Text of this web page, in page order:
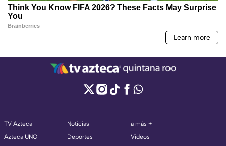
TV Azteca
Azteca UNO
Noticias
Deportes
a más +
Videos